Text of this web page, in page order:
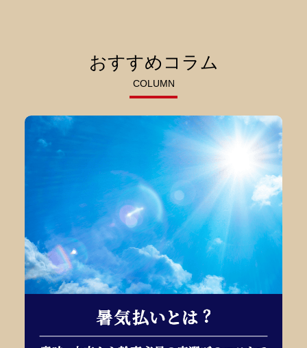
おすすめコラム
COLUMN